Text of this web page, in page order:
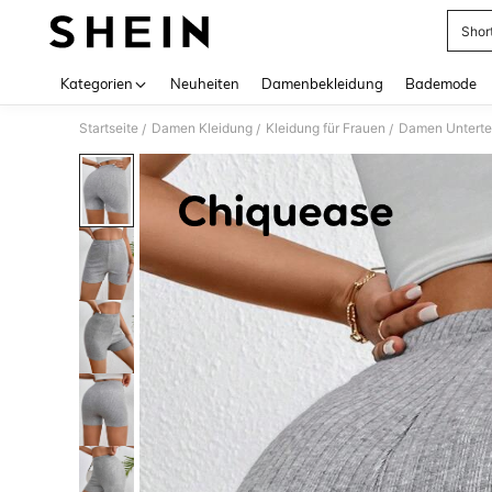
Kategorien Neuheiten Damenbekleidung Bademode
Startseite / Damen Kleidung / Kleidung für Frauen / Damen